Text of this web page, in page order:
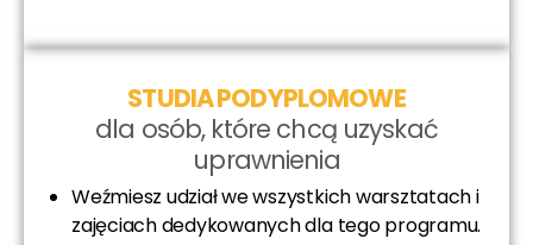
STUDIA PODYPLOMOWE
dla osób, które chcą uzyskać
uprawnienia
Weźmiesz udział we wszystkich warsztatach i
zajęciach dedykowanych dla tego programu.